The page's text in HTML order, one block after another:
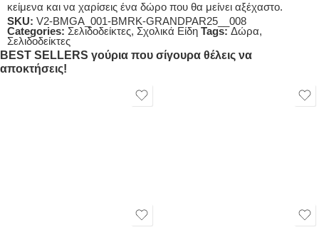
κείμενα και να χαρίσεις ένα δώρο που θα μείνει αξέχαστο.
SKU: V2-BMGA_001-BMRK-GRANDPAR25__008
Categories: Σελιδοδείκτες, Σχολικά Είδη Tags: Δώρα,
Σελιδοδείκτες
BEST SELLERS γούρια που σίγουρα θέλεις να
αποκτήσεις!